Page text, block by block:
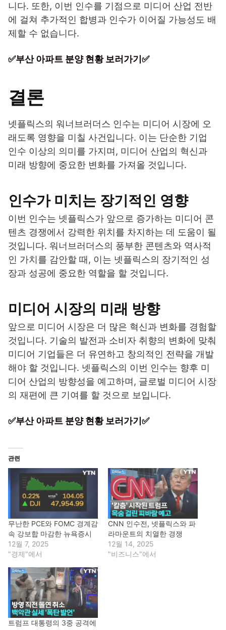
니다. 또한, 이번 인수를 기점으로 미디어 산업 전반
에 걸쳐 추가적인 합병과 인수가 이어질 가능성도 배
제할 수 없습니다.
✅부산 아파트 분양 현황 보러가기✅
결론
넷플릭스의 워너브러더스 인수는 미디어 시장에 오
래도록 영향을 미칠 사건입니다. 이는 단순한 기업
인수 이상의 의미를 가지며, 미디어 산업의 혁신과
미래 방향에 중요한 변화를 가져올 것입니다.
인수가 미치는 장기적인 영향
이번 인수는 넷플릭스가 앞으로 증가하는 미디어 콘
텐츠 경쟁에서 강력한 위치를 차지하는 데 도움이 될
것입니다. 워너브러더스의 풍부한 콘텐츠와 역사적
인 가치를 감안할 때, 이는 넷플릭스의 장기적인 성
장과 성공에 중요한 역할을 할 것입니다.
미디어 시장의 미래 방향
앞으로 미디어 시장은 더 많은 혁신과 변화를 경험할
것입니다. 기술의 발전과 소비자 취향의 변화에 맞춰
미디어 기업들은 더 유연하고 창의적인 전략을 개발
해야 할 것입니다. 넷플릭스의 이번 인수는 향후 미
디어 산업의 방향성을 예고하며, 글로벌 미디어 시장
의 재편에 큰 기여를 할 것으로 보입니다.
✅부산 아파트 분양 현황 보러가기✅
관련
무난한 PCE와 FOMC 경계감
속 강보합 마감한 뉴욕증시
12월 7, 2025
"경제"에서
CNN 인수전, 넷플릭스와 파
라마운트의 치열한 경쟁
12월 14, 2025
"비즈니스"에서
트럼프 대통령의 3중 공격에